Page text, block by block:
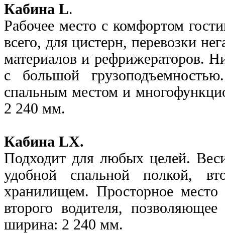
Кабина L.
Рабочее место с комфортом
всего, для цистерн, перевозки
материалов и рефрижераторов.
с большой
спальным местом и
2 240 мм.
Кабина LX.
Подходит для любых целей.
удобной спальной полкой,
хранилищем. Просторное место
второго водителя,
ширина: 2 240 мм.